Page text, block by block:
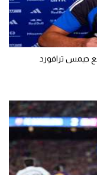
جيمس ترافورد